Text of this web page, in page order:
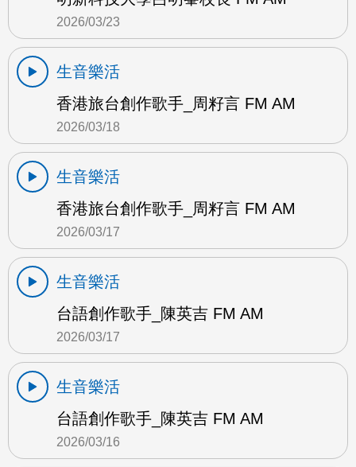
2026/03/23
生音樂活
香港旅台創作歌手_周籽言 FM AM
2026/03/18
生音樂活
香港旅台創作歌手_周籽言 FM AM
2026/03/17
生音樂活
台語創作歌手_陳英吉 FM AM
2026/03/17
生音樂活
台語創作歌手_陳英吉 FM AM
2026/03/16